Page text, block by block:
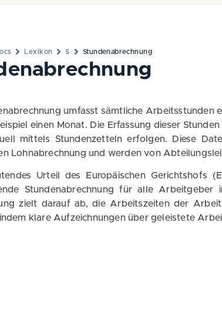
Lexikon S Stundenabrechnung
umfasst sämtliche Arbeitsstunden
einen Monat. Die Erfassung dieser
mittels Stundenzetteln erfolgen. Diese
Lohnabrechnung und werden von
Urteil des Europäischen Gerichtshofs
Stundenabrechnung für alle
zielt darauf ab, die Arbeitszeiten der
klare Aufzeichnungen über geleistete